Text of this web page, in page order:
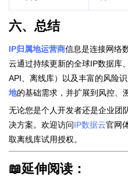
六、总结
IP归属地运营商信息是连接网络
云通过持续更新的全球IP数据库
API、离线库）以及丰富的风险
地的基础需求，并扩展到风控、
无论您是个人开发者还是企业团
决方案。欢迎访问IP数据云官网
取离线库试用授权。
📖延伸阅读：